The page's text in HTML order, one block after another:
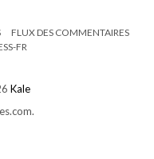
FLUX DES COMMENTAIRES
FR
Kale